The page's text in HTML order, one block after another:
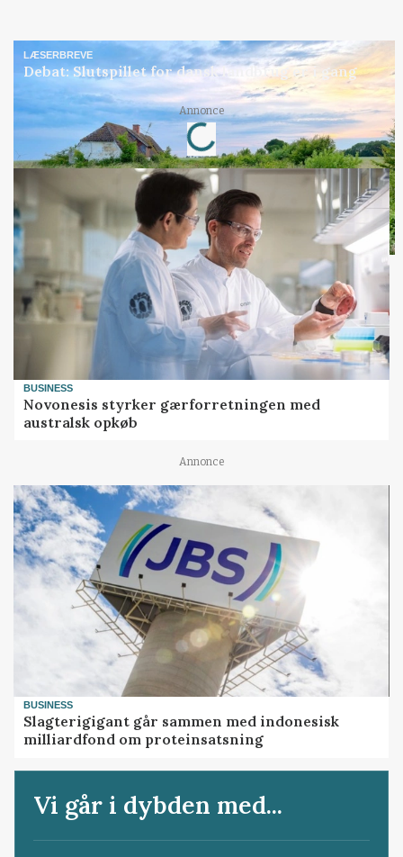
LÆSERBREVE
Debat: Slutspillet for dansk landbrug er i gang
Annonce
Loading...
BUSINESS
Novonesis styrker gærforretningen med
australsk opkøb
Annonce
BUSINESS
Slagterigigant går sammen med indonesisk
milliardfond om proteinsatsning
Vi går i dybden med...